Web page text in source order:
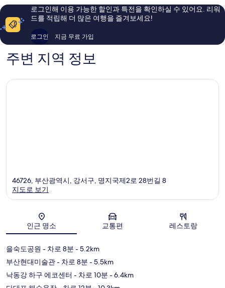
용
후
기
1,010
개
요,
이
로그인해 이용 가능한 할인과 특전을 확인하실 수 있어요. 리워
드를 적립해 더 많은 여행을 즐겨보세요!
로그인 지금 무료 가입
주변 지역 정보
지도
46726, 부산광역시, 강서구, 명지국제2로 28번길 8
지도로 보기
인근 명소 교통편 레스토랑
을숙도공원 - 차로 8분 - 5.2km
부산현대미술관- 차로 8분 - 5.5km
낙동강 하구 에코센터 - 차로 10분 - 6.4km